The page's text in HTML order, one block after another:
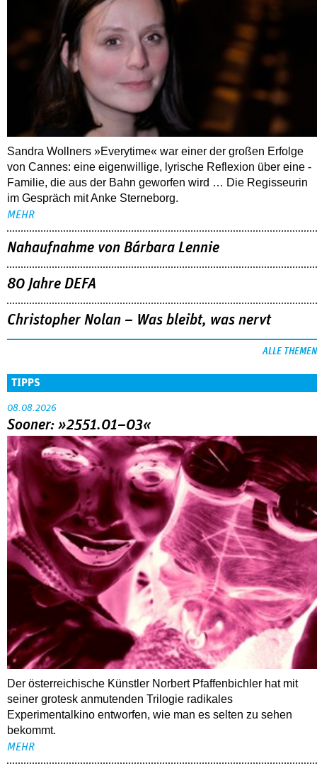
Sandra Wollners »Everytime« war einer der großen Erfolge
von Cannes: eine eigenwillige, lyrische Reflexion über eine ­
Familie, die aus der Bahn geworfen wird … Die Regisseurin
im Gespräch mit Anke Sterneborg.
MEHR
Nahaufnahme von Bárbara Lennie
80 Jahre DEFA
Christopher Nolan – Was bleibt, was nervt
ALLE THEMEN
TIPPS
08.08.2026
Sooner: »2551.01–03«
Der österreichische Künstler Norbert Pfaffenbichler hat mit
seiner grotesk anmutenden Trilogie radikales
Experimentalkino entworfen, wie man es selten zu sehen
bekommt.
MEHR